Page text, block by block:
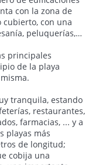
con la zona de
cubierto, con una
peluquerías,…
principales
de la playa
tranquila, estando
restaurantes,
farmacias, ... y a
playas más
de longitud;
cobija una